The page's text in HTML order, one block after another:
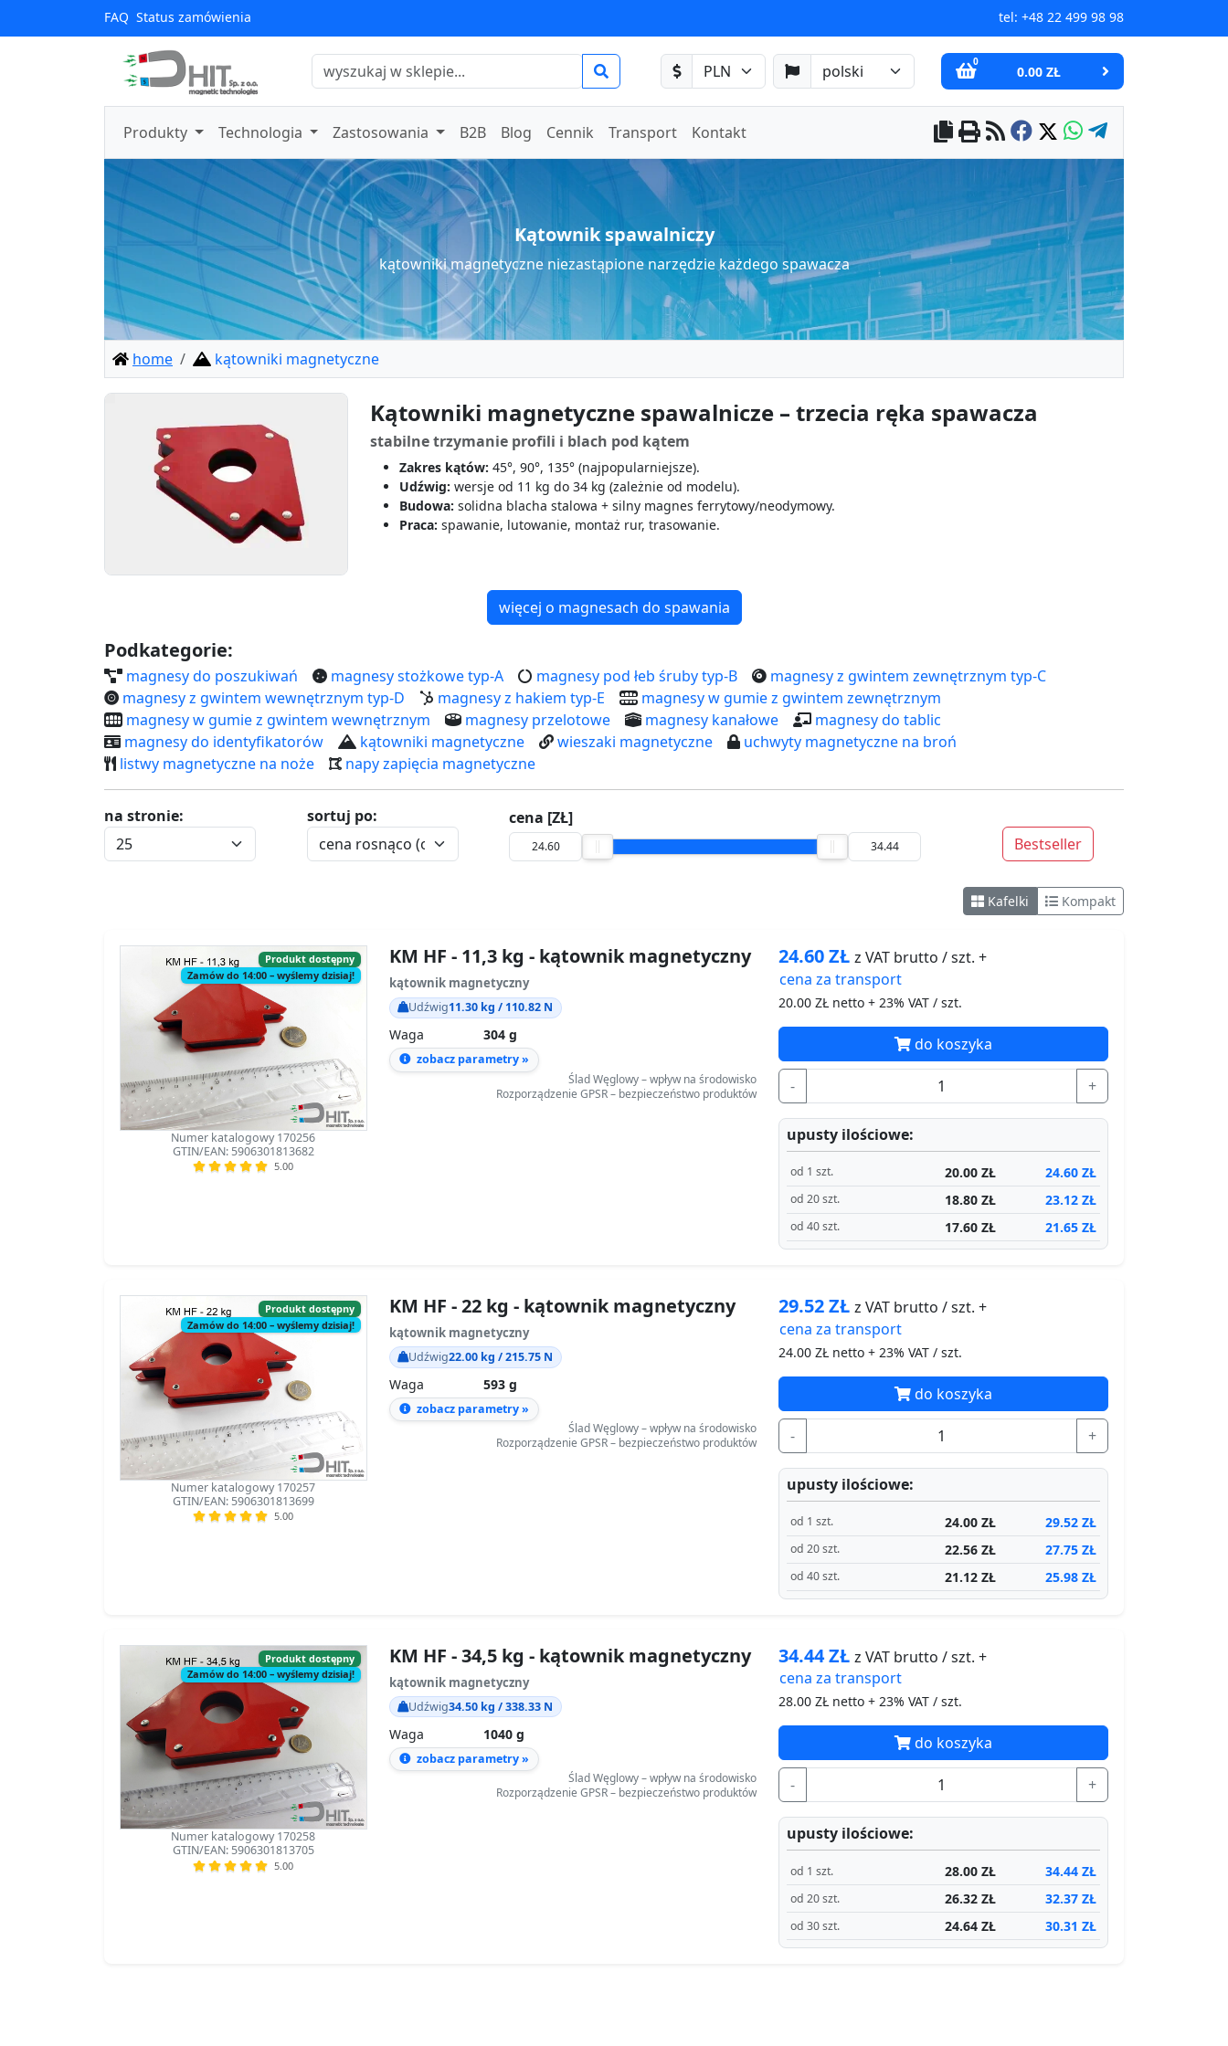
FAQ Status zamówienia tel: +48 22 499 98 98
0
0.00 ZŁ
Produkty Technologia Zastosowania B2B Blog Cennik Transport Kontakt
Kątownik spawalniczy
kątowniki magnetyczne niezastąpione narzędzie każdego spawacza
home kątowniki magnetyczne
Kątowniki magnetyczne spawalnicze – trzecia ręka spawacza
stabilne trzymanie profili i blach pod kątem
Zakres kątów: 45°, 90°, 135° (najpopularniejsze).
Udźwig: wersje od 11 kg do 34 kg (zależnie od modelu).
Budowa: solidna blacha stalowa + silny magnes ferrytowy/neodymowy.
Praca: spawanie, lutowanie, montaż rur, trasowanie.
więcej o magnesach do spawania
Podkategorie:
magnesy do poszukiwań magnesy stożkowe typ-A magnesy pod łeb śruby typ-B
magnesy z gwintem zewnętrznym typ-C
magnesy z gwintem wewnętrznym typ-D
magnesy z hakiem typ-E
magnesy w gumie z gwintem zewnętrznym
magnesy w gumie z gwintem wewnętrznym
magnesy przelotowe magnesy kanałowe
magnesy do tablic
magnesy do identyfikatorów
kątowniki magnetyczne wieszaki magnetyczne
uchwyty magnetyczne na broń
listwy magnetyczne na noże
napy zapięcia magnetyczne
na stronie: sortuj po:
cena [ZŁ]
Bestseller
Kafelki Kompakt
Produkt dostępny
Zamów do 14:00 – wyślemy dzisiaj!
Numer katalogowy 170256
GTIN/EAN: 5906301813682
5.00
KM HF - 11,3 kg - kątownik magnetyczny
kątownik magnetyczny
Udźwig11.30 kg / 110.82 N
Waga 304 g
zobacz parametry »
Ślad Węglowy – wpływ na środowisko
Rozporządzenie GPSR – bezpieczeństwo produktów
24.60ZŁz VAT brutto / szt. +
cena za transport
20.00 ZŁ netto + 23% VAT / szt.
- +
do koszyka
upusty ilościowe:
od 1 szt. 20.00 ZŁ 24.60 ZŁ
od 20 szt. 18.80 ZŁ 23.12 ZŁ
od 40 szt. 17.60 ZŁ 21.65 ZŁ
Produkt dostępny
Zamów do 14:00 – wyślemy dzisiaj!
Numer katalogowy 170257
GTIN/EAN: 5906301813699
5.00
KM HF - 22 kg - kątownik magnetyczny
kątownik magnetyczny
Udźwig22.00 kg / 215.75 N
Waga 593 g
zobacz parametry »
Ślad Węglowy – wpływ na środowisko
Rozporządzenie GPSR – bezpieczeństwo produktów
29.52ZŁz VAT brutto / szt. +
cena za transport
24.00 ZŁ netto + 23% VAT / szt.
- +
do koszyka
upusty ilościowe:
od 1 szt. 24.00 ZŁ 29.52 ZŁ
od 20 szt. 22.56 ZŁ 27.75 ZŁ
od 40 szt. 21.12 ZŁ 25.98 ZŁ
Produkt dostępny
Zamów do 14:00 – wyślemy dzisiaj!
Numer katalogowy 170258
GTIN/EAN: 5906301813705
5.00
KM HF - 34,5 kg - kątownik magnetyczny
kątownik magnetyczny
Udźwig34.50 kg / 338.33 N
Waga 1040 g
zobacz parametry »
Ślad Węglowy – wpływ na środowisko
Rozporządzenie GPSR – bezpieczeństwo produktów
34.44ZŁz VAT brutto / szt. +
cena za transport
28.00 ZŁ netto + 23% VAT / szt.
- +
do koszyka
upusty ilościowe:
od 1 szt. 28.00 ZŁ 34.44 ZŁ
od 20 szt. 26.32 ZŁ 32.37 ZŁ
od 30 szt. 24.64 ZŁ 30.31 ZŁ